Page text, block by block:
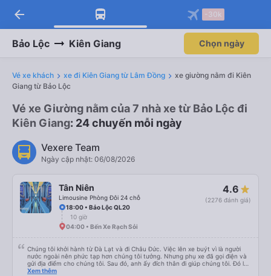
Tải app Vexere ngay!
Nhận ưu đãi thành viên độc
Mở app
Tải app Vexere
-30k/ghế khi đặt vé máy bay qua
Mở app
arrow_back -30k
Bảo Lộc Kiên Giang Chọn ngày
Vé xe khách xe đi Kiên Giang từ Lâm Đồng
xe giường nằm đi Kiên
Giang từ Bảo Lộc
Vé xe Giường nằm của 7 nhà xe từ Bảo Lộc đi
Kiên Giang: 24 chuyến mỗi ngày
Vexere Team
Ngày cập nhật: 06/08/2026
Tân Niên
Limousine Phòng Đôi 24 chỗ
4.6
(2276 đánh giá)
18:00 • Bảo Lộc QL20
10 giờ
04:00 • Bến Xe Rạch Sỏi
Chúng tôi khởi hành từ Đà Lạt và đi Châu Đức. Việc lên xe buýt vì là người
nước ngoài nên phức tạp hơn chúng tôi tưởng. Nhưng phụ xe đã gọi điện và
gửi địa điểm cho chúng tôi. Sau đó, anh ấy đích thân đi giúp chúng tôi. Đó là
lần đầu tiên đi xe giường nằm với hai đứa trẻ nhỏ khá thú vị. Chúng tôi không
Xem thêm